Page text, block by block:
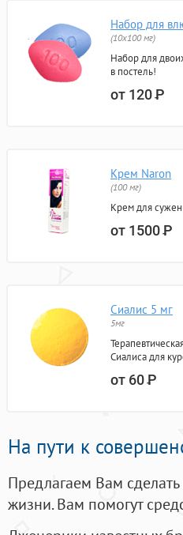
Набор для
(10х100 мг)
Набор для
в постель!
от 120Р
Крем Naron
(100 мг)
Крем для
от 1500Р
Сиалис 5 мг
5мг
Сиалиса для
от 60Р
На пути к
Предлагаем Вам
жизни. Вам помогут